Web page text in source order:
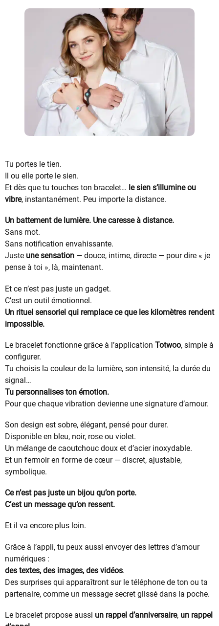
Tu portes le tien.
Il ou elle porte le sien.
Et dès que tu touches ton bracelet… le sien s’illumine ou
vibre, instantanément. Peu importe la distance.
Un battement de lumière. Une caresse à distance.
Sans mot.
Sans notification envahissante.
Juste une sensation — douce, intime, directe — pour dire « je
pense à toi », là, maintenant.
Et ce n’est pas juste un gadget.
C’est un outil émotionnel.
Un rituel sensoriel qui remplace ce que les kilomètres rendent
impossible.
Le bracelet fonctionne grâce à l’application Totwoo, simple à
configurer.
Tu choisis la couleur de la lumière, son intensité, la durée du
signal…
Tu personnalises ton émotion.
Pour que chaque vibration devienne une signature d’amour.
Son design est sobre, élégant, pensé pour durer.
Disponible en bleu, noir, rose ou violet.
Un mélange de caoutchouc doux et d’acier inoxydable.
Et un fermoir en forme de cœur — discret, ajustable,
symbolique.
Ce n’est pas juste un bijou qu’on porte.
C’est un message qu’on ressent.
Et il va encore plus loin.
Grâce à l’appli, tu peux aussi envoyer des lettres d’amour
numériques :
des textes, des images, des vidéos.
Des surprises qui apparaîtront sur le téléphone de ton ou ta
partenaire, comme un message secret glissé dans la poche.
Le bracelet propose aussi un rappel d’anniversaire, un rappel